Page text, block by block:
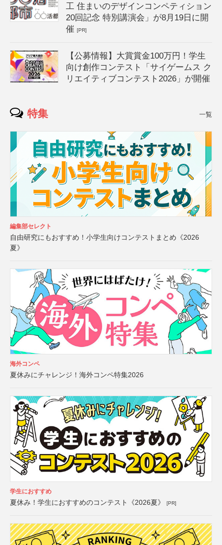
工 住まいのデザインコンペティション
20回記念 特別講演会」が8月19日に開
催[PR]
【公募情報】大賞賞金100万円！学生
向け創作コンテスト「サイゲームス ク
リエイティブコンテスト2026」が開催
特集 一覧
編集部セレクト
自由研究にもおすすめ！小学生向けコンテストまとめ《2026
夏》
海外コンペ
夏休みにチャレンジ！海外コンペ特集2026
学生におすすめ
夏休み！学生におすすめのコンテスト《2026夏》 [PR]